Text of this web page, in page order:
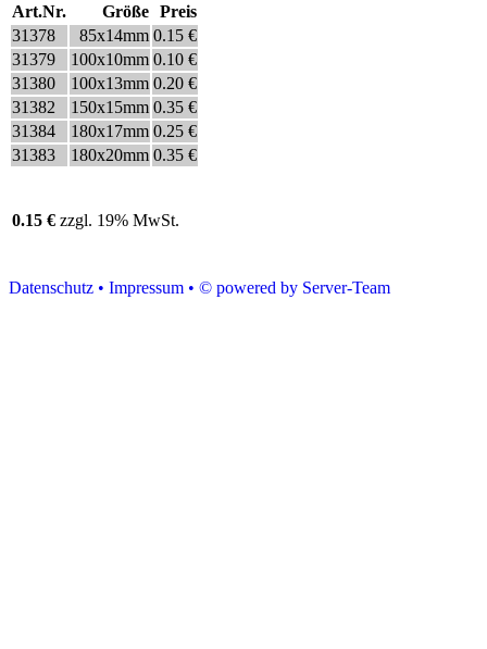
Art.Nr. Größe Preis
31378
85x14mm 0.15 €
31379
100x10mm 0.10 €
31380
100x13mm 0.20 €
31382
150x15mm 0.35 €
31384
180x17mm 0.25 €
31383
180x20mm 0.35 €
0.15 € zzgl. 19% MwSt.
Datenschutz • Impressum • © powered by Server-Team